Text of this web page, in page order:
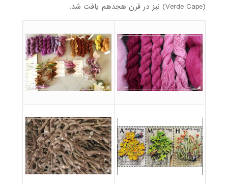
(Verde Cape) نیز در قرن هجدهم یافت شد.